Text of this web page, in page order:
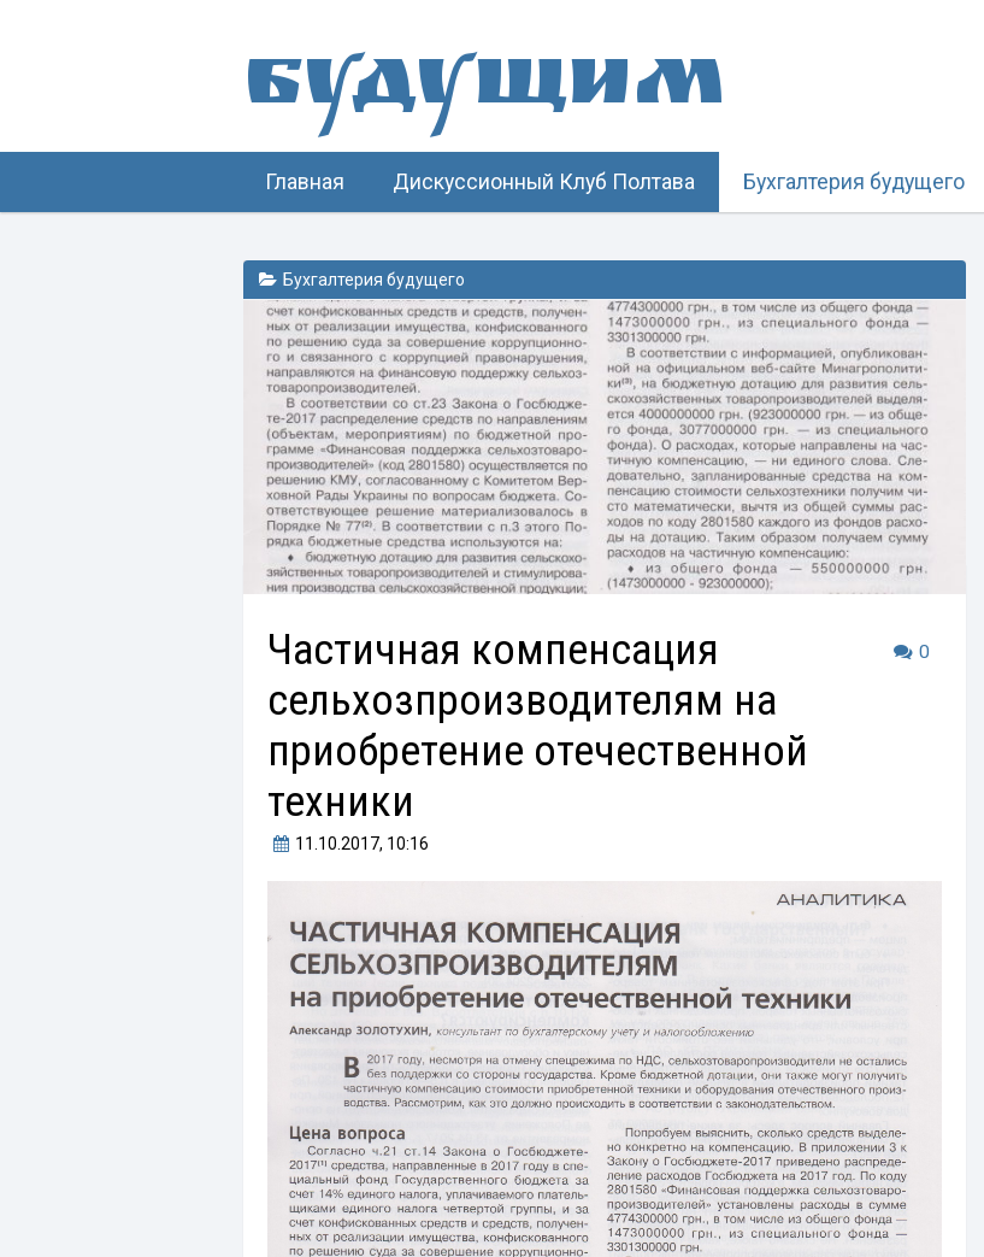
Будущим
Главная Дискуссионный Клуб Полтава Бухгалтерия будущего
Бухгалтерия будущего
0
Частичная компенсация
сельхозпроизводителям на
приобретение отечественной
техники
11.10.2017, 10:16